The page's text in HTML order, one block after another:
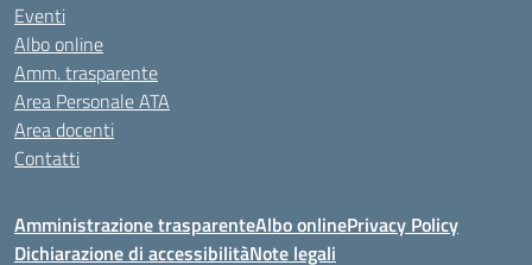
Eventi
Albo online
Amm. trasparente
Area Personale ATA
Area docenti
Contatti
Amministrazione trasparenteAlbo onlinePrivacy Policy
Dichiarazione di accessibilitàNote legali